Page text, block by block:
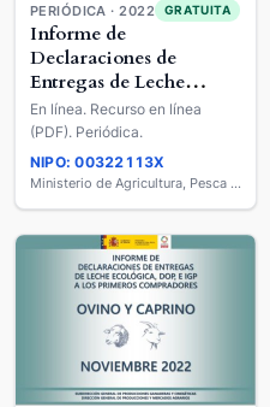
PERIÓDICA · 2022 GRATUITA
Informe de
Declaraciones de
Entregas de Leche
Ecológica, DOP E IGP a
los Primeros
Compradores : Ovino y
Caprino
En línea. Recurso en línea
(PDF). Periódica.
NIPO: 00322113X
Ministerio de Agricultura, Pesca y Alimentación